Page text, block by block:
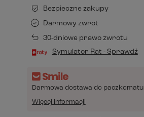
Bezpieczne zakupy
Darmowy zwrot
30-dniowe prawo zwrotu
Symulator Rat - Sprawdź
Darmowa dostawa do paczkomatu
Więcej informacji